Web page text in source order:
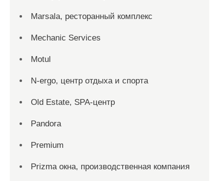
Marsala, ресторанный комплекс
Mechanic Services
Motul
N-ergo, центр отдыха и спорта
Old Estate, SPA-центр
Pandora
Premium
Prizma окна, производственная компания